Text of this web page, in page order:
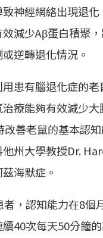
神經網絡出現退
減少Aβ蛋白積聚
逆轉退化情況。
患有腦退化症的
療能夠有效減少大
改善老鼠的基本認
州大學教授Dr.
海默症。
，認知能力在8個
40次每天50分鐘